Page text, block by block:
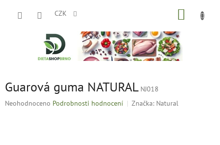
CZK
Guarová guma NATURAL NJ018
Průměrné
Neohodnoceno Podrobnosti hodnocení Značka: Natural